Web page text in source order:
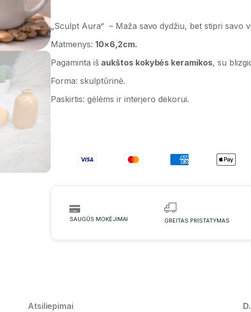
„Sculpt Aura“ – Maža savo dydžiu, bet stipri savo
Matmenys: 10×6,2cm.
Pagaminta išaukštos kokybės keramikos, su
Forma: skulptūrinė.
Paskirtis: gėlėms ir interjero dekorui.
SAUGŪS MOKĖJIMAI GREITAS PRISTATYMAS
Atsiliepimai